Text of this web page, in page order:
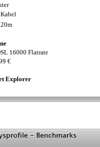
Kabel
20m
16000 Flatrate
€
Explorer